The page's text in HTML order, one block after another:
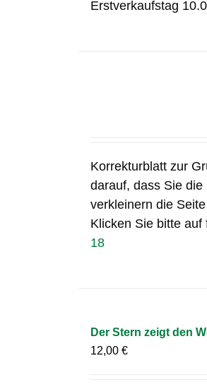
Erstverkaufstag
Korrekturblatt zur
darauf, dass Sie
verkleinern die
Klicken Sie bitte auf
18
Der Stern zeigt den
12,00€